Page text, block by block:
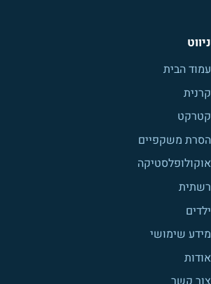
ניווט
עמוד הבית
קרנית
קטרקט
הסרת משקפיים
אוקולופלסטיקה
רשתית
ילדים
מידע שימושי
אודות